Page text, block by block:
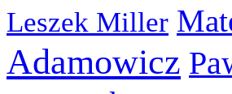
Leszek Miller
Adamowicz